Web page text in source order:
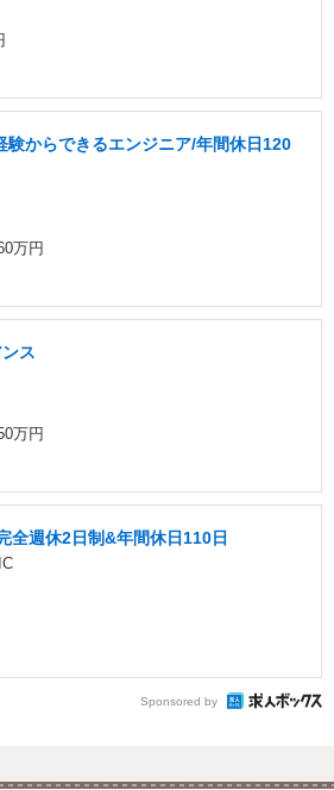
験からできるエンジニア/年間休日120
万円
ス
万円
全週休2日制&年間休日110日
Sponsored by